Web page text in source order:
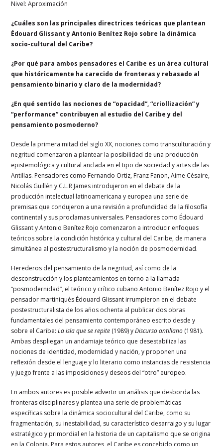
Nivel: Aproximación
¿Cuáles son las principales directrices teóricas que plantean
Édouard Glissant y Antonio Benítez Rojo sobre la dinámica
socio-cultural del Caribe?
¿Por qué para ambos pensadores el Caribe es un área cultural
que históricamente ha carecido de fronteras y rebasado al
pensamiento binario y claro de la modernidad?
¿En qué sentido las nociones de “opacidad”, “criollización” y
“performance” contribuyen al estudio del Caribe y del
pensamiento posmoderno?
Desde la primera mitad del siglo XX, nociones como transculturación y
negritud comenzaron a plantear la posibilidad de una producción
epistemológica y cultural anclada en el tipo de sociedad y artes de las
Antillas. Pensadores como Fernando Ortiz, Franz Fanon, Aime Césaire,
Nicolás Guillén y C.L.R James introdujeron en el debate de la
producción intelectual latinoamericana y europea una serie de
premisas que condujeron a una revisión a profundidad de la filosofía
continental y sus proclamas universales. Pensadores como Édouard
Glissant y Antonio Benítez Rojo comenzaron a introducir enfoques
teóricos sobre la condición histórica y cultural del Caribe, de manera
simultánea al postestructuralismo y la noción de posmodernidad.
Herederos del pensamiento de la negritud, así como de la
desconstrucción y los planteamientos en torno a la llamada
“posmodernidad”, el teórico y crítico cubano Antonio Benítez Rojo y el
pensador martiniqués Édouard Glissant irrumpieron en el debate
postestructuralista de los años ochenta al publicar dos obras
fundamentales del pensamiento contemporáneo escrito desde y
sobre el Caribe:La isla que se repite (1989) yDiscurso antillano (1981).
Ambas despliegan un andamiaje teórico que desestabiliza las
nociones de identidad, modernidad y nación, y proponen una
reflexión desde el lenguaje y lo literario como instancias de resistencia
y juego frente a las imposiciones y deseos del “otro” europeo.
En ambos autores es posible advertir un análisis que desborda las
fronteras disciplinares y plantea una serie de problemáticas
específicas sobre la dinámica sociocultural del Caribe, como su
fragmentación, su inestabilidad, su característico desarraigo y su lugar
estratégico y primordial en la historia de un capitalismo que se origina
en la Colonia. Para estos autores, el Caribe es concebido como un